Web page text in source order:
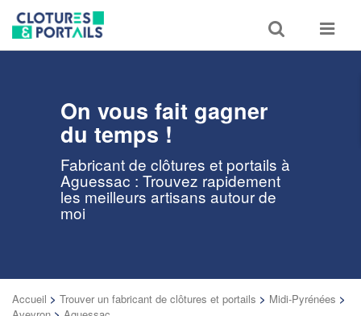
Toggle
search
Toggle
On vous fait gagner
du temps !
Fabricant de clôtures et portails à
Aguessac : Trouvez rapidement
les meilleurs artisans autour de
moi
Accueil > Trouver un fabricant de clôtures et portails > Midi-Pyrénées >